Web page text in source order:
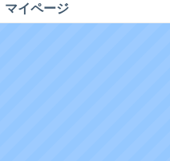
マイページ